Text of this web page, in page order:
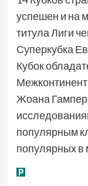
успешен и на
титула Лиги
Суперкубка
Кубок
Жоана
популярным
популярных в